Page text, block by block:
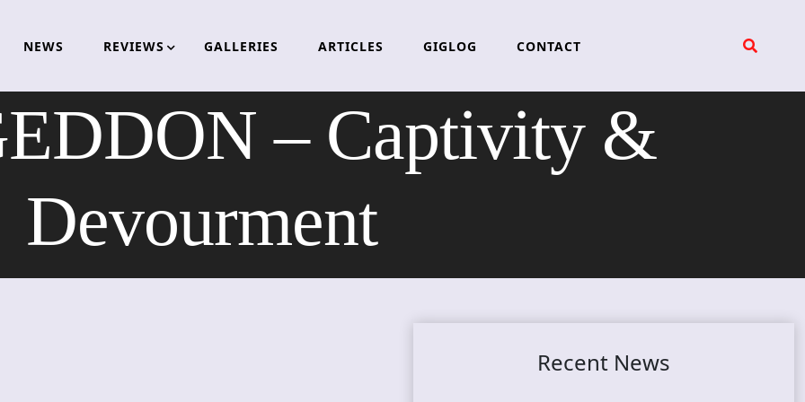
NEWS REVIEWS GALLERIES ARTICLES GIGLOG CONTACT
– Captivity &
Devourment
Recent News